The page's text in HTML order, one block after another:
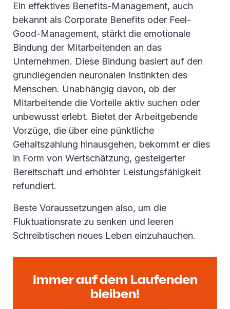
Ein effektives Benefits-Management, auch
bekannt als Corporate Benefits oder Feel-
Good-Management, stärkt die emotionale
Bindung der Mitarbeitenden an das
Unternehmen. Diese Bindung basiert auf den
grundlegenden neuronalen Instinkten des
Menschen. Unabhängig davon, ob der
Mitarbeitende die Vorteile aktiv suchen oder
unbewusst erlebt. Bietet der Arbeitgebende
Vorzüge, die über eine pünktliche
Gehaltszahlung hinausgehen, bekommt er dies
in Form von Wertschätzung, gesteigerter
Bereitschaft und erhöhter Leistungsfähigkeit
refundiert.
Beste Voraussetzungen also, um die
Fluktuationsrate zu senken und leeren
Schreibtischen neues Leben einzuhauchen.
Immer auf dem Laufenden
bleiben!